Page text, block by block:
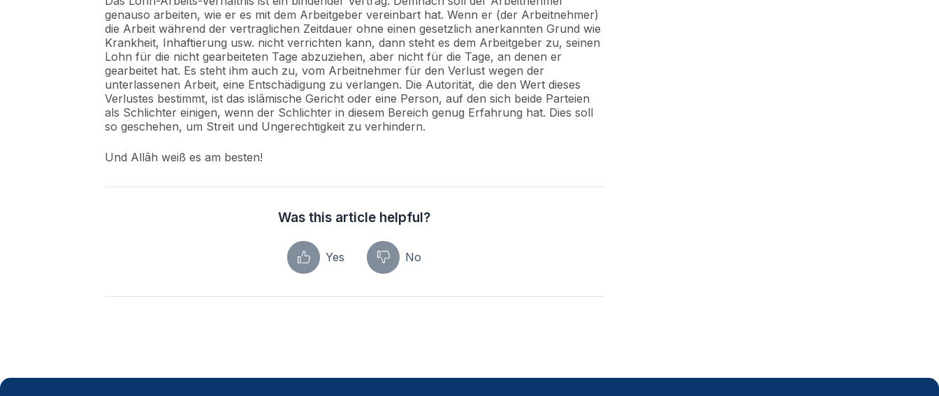
genauso arbeiten, wie er es mit dem Arbeitgeber vereinbart hat. Wenn er (der Arbeitnehmer)
die Arbeit während der vertraglichen Zeitdauer ohne einen gesetzlich anerkannten Grund wie
Krankheit, Inhaftierung usw. nicht verrichten kann, dann steht es dem Arbeitgeber zu, seinen
Lohn für die nicht gearbeiteten Tage abzuziehen, aber nicht für die Tage, an denen er
gearbeitet hat. Es steht ihm auch zu, vom Arbeitnehmer für den Verlust wegen der
unterlassenen Arbeit, eine Entschädigung zu verlangen. Die Autorität, die den Wert dieses
Verlustes bestimmt, ist das islâmische Gericht oder eine Person, auf den sich beide Parteien
als Schlichter einigen, wenn der Schlichter in diesem Bereich genug Erfahrung hat. Dies soll
so geschehen, um Streit und Ungerechtigkeit zu verhindern.
Und Allâh weiß es am besten!
Was this article helpful?
Yes No